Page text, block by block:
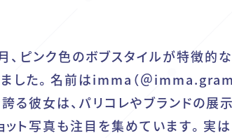
、ピンク色のボブスタイルが特徴的
した。名前はimma （＠imma.gram
る彼女は、パリコレやブランドの
ット写真も注目を集めています。実